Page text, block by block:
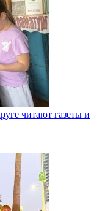
читают газеты и